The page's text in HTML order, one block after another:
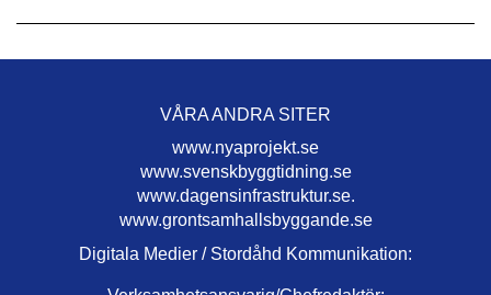
VÅRA ANDRA SITER
www.nyaprojekt.se
www.svenskbyggtidning.se
www.dagensinfrastruktur.se.
www.grontsamhallsbyggande.se
Digitala Medier / Stordåhd Kommunikation: